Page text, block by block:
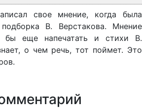
свое мнение, когда была
подборка В. Верстакова. Мнение
бы еще напечатать и стихи В.
о чем речь, тот поймет. Это